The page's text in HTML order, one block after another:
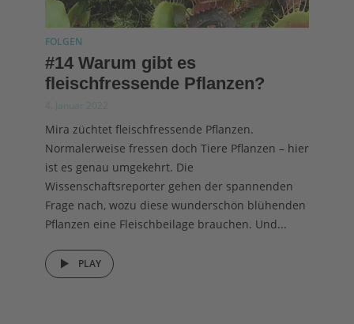
FOLGEN
#14 Warum gibt es
fleischfressende Pflanzen?
4. Januar 2022
Mira züchtet fleischfressende Pflanzen.
Normalerweise fressen doch Tiere Pflanzen – hier
ist es genau umgekehrt. Die
Wissenschaftsreporter gehen der spannenden
Frage nach, wozu diese wunderschön blühenden
Pflanzen eine Fleischbeilage brauchen. Und...
PLAY